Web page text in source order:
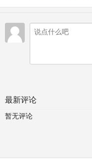
最新评论
暂无评论